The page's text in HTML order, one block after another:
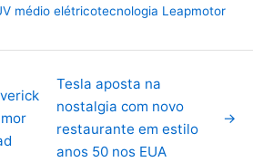
médio elétricotecnologia Leapmotor
Tesla aposta na
nostalgia com novo
restaurante em estilo
anos 50 nos EUA
→